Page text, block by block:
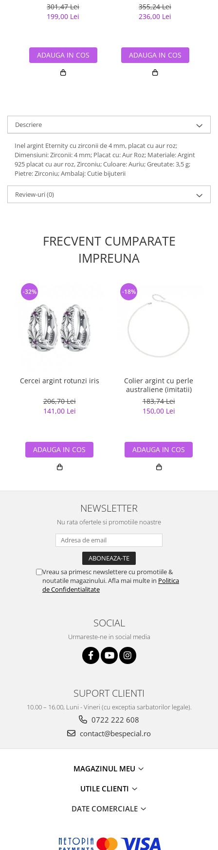
301,47 Lei
199,00 Lei
ADAUGA IN COS
355,24 Lei
236,00 Lei
ADAUGA IN COS
Descriere
Inel argint Eternity cu zirconii de 4 mm, placat cu aur roz;
Dimensiuni: Zirconii: 4 mm; Placat cu: Aur Roz; Materiale: Argint
925 placat cu aur roz, Zirconiu; Culoare: Auriu; Greutate: 3,5 g;
Pietre: Zirconiu; Ambalaj: Cutie bijuterii
Review-uri(0)
FRECVENT CUMPARATE
IMPREUNA
Cercei argint rotunzi iris
206,70 Lei
141,00 Lei
-32%
ADAUGA IN COS
Colier argint cu perle
australiene (imitatii)
183,74 Lei
150,00 Lei
-18%
ADAUGA IN COS
NEWSLETTER
Nu rata ofertele si promotiile noastre
Vreau sa primesc newslettere cu promotiile &
noutatile magazinului. Afla mai multe in Politica
de Confidentialitate
SOCIAL
Urmareste-ne in social media
SUPORT CLIENTI
10.00 – 16.00, Luni - Vineri (cu exceptia sarbatorilor legale).
0722 222 608
contact@bespecial.ro
MAGAZINUL MEU
UTILE CLIENTI
DATE COMERCIALE